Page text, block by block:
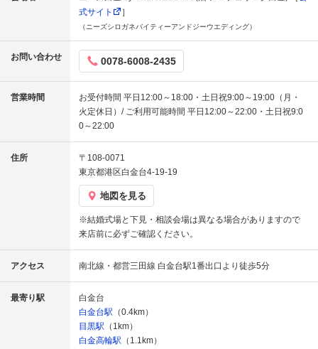
式サイト
］
（ニーズシロガネバイティーアンドジーウエディング）
お問い合わせ 0078-6008-2435
営業時間
お受付時間 平日12:00～18:00・土日祝9:00～19:00（月・
火定休日）/ ご利用可能時間 平日12:00～22:00・土日祝9:0
0～22:00
住所
〒108-0071
東京都港区白金台4-19-19
地図を見る
※結婚式場と下見・相談会場は異なる場合がありますので
来店前に必ずご確認ください。
アクセス 南北線・都営三田線 白金台駅1番出口より徒歩5分
最寄り駅
白金台
白金台駅 （0.4km）
目黒駅 （1km）
白金高輪駅 （1.1km）